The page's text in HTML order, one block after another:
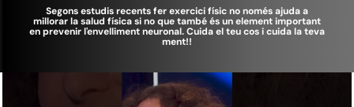
Segons estudis recents fer exercici físic no només ajuda a
millorar la salud física si no que també és un element important
en prevenir l'envelliment neuronal. Cuida el teu cos i cuida la teva
ment!!